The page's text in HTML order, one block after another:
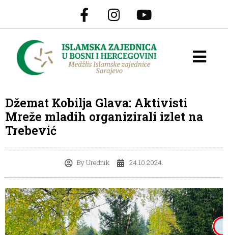
Džemat Kobilja Glava: Aktivisti
Mreže mladih organizirali izlet na
Trebević
ByUrednik 24.10.2024.